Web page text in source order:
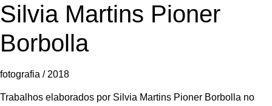
Silvia Martins Pioner
Borbolla
fotografia / 2018
Trabalhos elaborados por Silvia Martins Pioner Borbolla no